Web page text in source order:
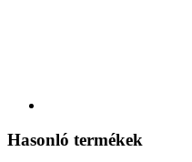
Hasonló termékek